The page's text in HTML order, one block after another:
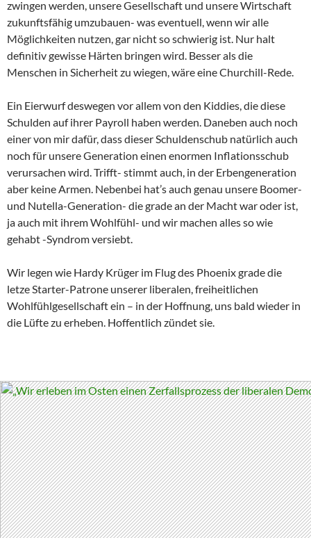
zwingen werden, unsere Gesellschaft und unsere Wirtschaft
zukunftsfähig umzubauen- was eventuell, wenn wir alle
Möglichkeiten nutzen, gar nicht so schwierig ist. Nur halt
definitiv gewisse Härten bringen wird. Besser als die
Menschen in Sicherheit zu wiegen, wäre eine Churchill-Rede.
Ein Eierwurf deswegen vor allem von den Kiddies, die diese
Schulden auf ihrer Payroll haben werden. Daneben auch noch
einer von mir dafür, dass dieser Schuldenschub natürlich auch
noch für unsere Generation einen enormen Inflationsschub
verursachen wird. Trifft- stimmt auch, in der Erbengeneration
aber keine Armen. Nebenbei hat’s auch genau unsere Boomer-
und Nutella-Generation- die grade an der Macht war oder ist,
ja auch mit ihrem Wohlfühl- und wir machen alles so wie
gehabt -Syndrom versiebt.
Wir legen wie Hardy Krüger im Flug des Phoenix grade die
letze Starter-Patrone unserer liberalen, freiheitlichen
Wohlfühlgesellschaft ein – in der Hoffnung, uns bald wieder in
die Lüfte zu erheben. Hoffentlich zündet sie.